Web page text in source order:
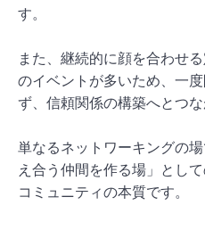
す。
また、継続的に顔を合わせ
のイベントが多いため、一
ず、信頼関係の構築へとつ
単なるネットワーキングの
え合う仲間を作る場」とし
コミュニティの本質です。